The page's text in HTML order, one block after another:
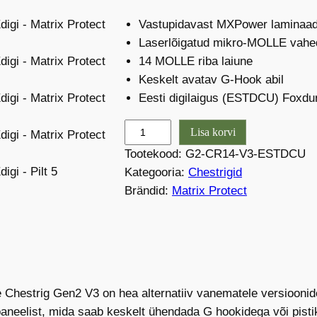
Vastupidavast MXPower
Laserlõigatud mikro-MOLLE
14 MOLLE riba laiune
Keskelt avatav G-Hook abil
Eesti digilaigus (ESTDCU)
-
P
r
c
h
Lisa korvi
Tootekood: G2-CR14-V3-ESTDCU
Kategooria: Chestrigid
Brändid: Matrix Protect
Gen2 V3 on hea alternatiiv vanematele
mida saab keskelt ühendada G hookidega või